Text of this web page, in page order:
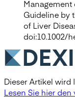
Management
Guideline by
of Liver
doi:10.1002/
Dieser Artikel wird
Lesen Sie hier